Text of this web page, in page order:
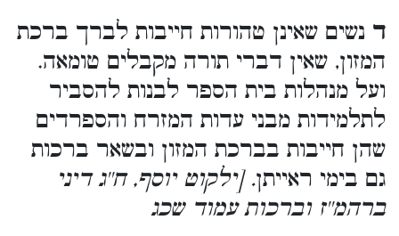
ד נשים שאינן טהורות חייבות לברך ברכת
המזון, שאין דברי תורה מקבלים טומאה.
ועל מנהלות בית הספר לבנות להסביר
לתלמידות מבני עדות המזרח והספרדים
שהן חייבות בברכת המזון ובשאר ברכות
גם בימי ראייתן. [ילקוט יוסף, ח''ג דיני
ברהמ''ז וברכות עמוד שכג